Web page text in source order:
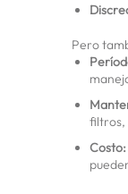
Pero
filtros,
Costo: